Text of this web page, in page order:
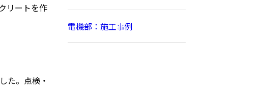
リートを作
た。点検・
電機部：施工事例